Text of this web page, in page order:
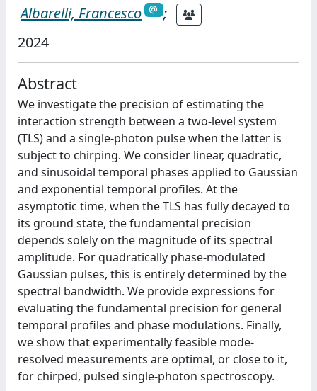
Albarelli, Francesco
;
2024
Abstract
We investigate the precision of estimating the
interaction strength between a two-level system
(TLS) and a single-photon pulse when the latter is
subject to chirping. We consider linear, quadratic,
and sinusoidal temporal phases applied to Gaussian
and exponential temporal profiles. At the
asymptotic time, when the TLS has fully decayed to
its ground state, the fundamental precision
depends solely on the magnitude of its spectral
amplitude. For quadratically phase-modulated
Gaussian pulses, this is entirely determined by the
spectral bandwidth. We provide expressions for
evaluating the fundamental precision for general
temporal profiles and phase modulations. Finally,
we show that experimentally feasible mode-
resolved measurements are optimal, or close to it,
for chirped, pulsed single-photon spectroscopy.